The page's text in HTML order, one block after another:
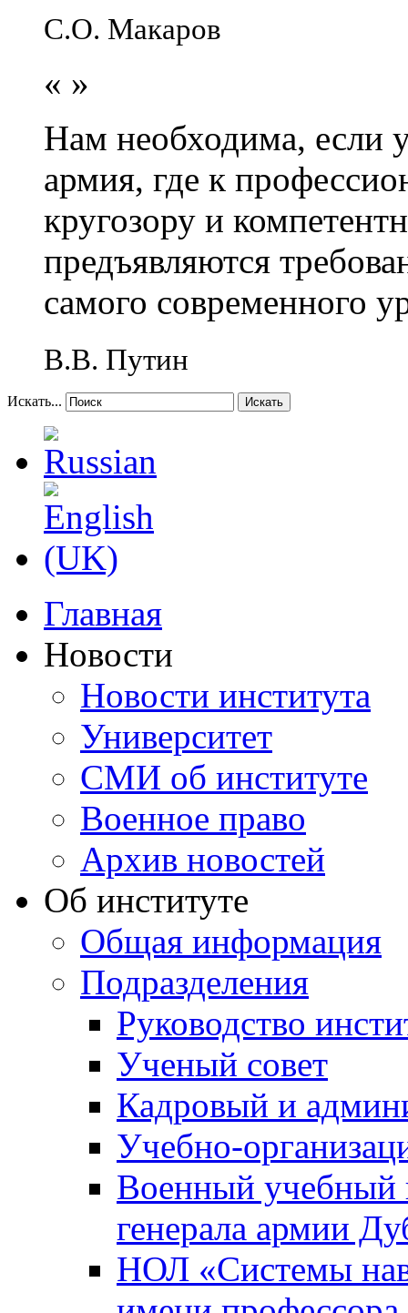
С.О. Макаров
« »
Нам необходима, если
армия, где к
кругозору и
предъявляются
самого современного
В.В. Путин
Искать... Искать
Главная
Новости
Новости института
Университет
СМИ об институте
Военное право
Архив новостей
Об институте
Общая информация
Подразделения
Руководство
Ученый совет
Кадровый и
Учебно-
Военный учебный
генерала армии
НОЛ «Системы